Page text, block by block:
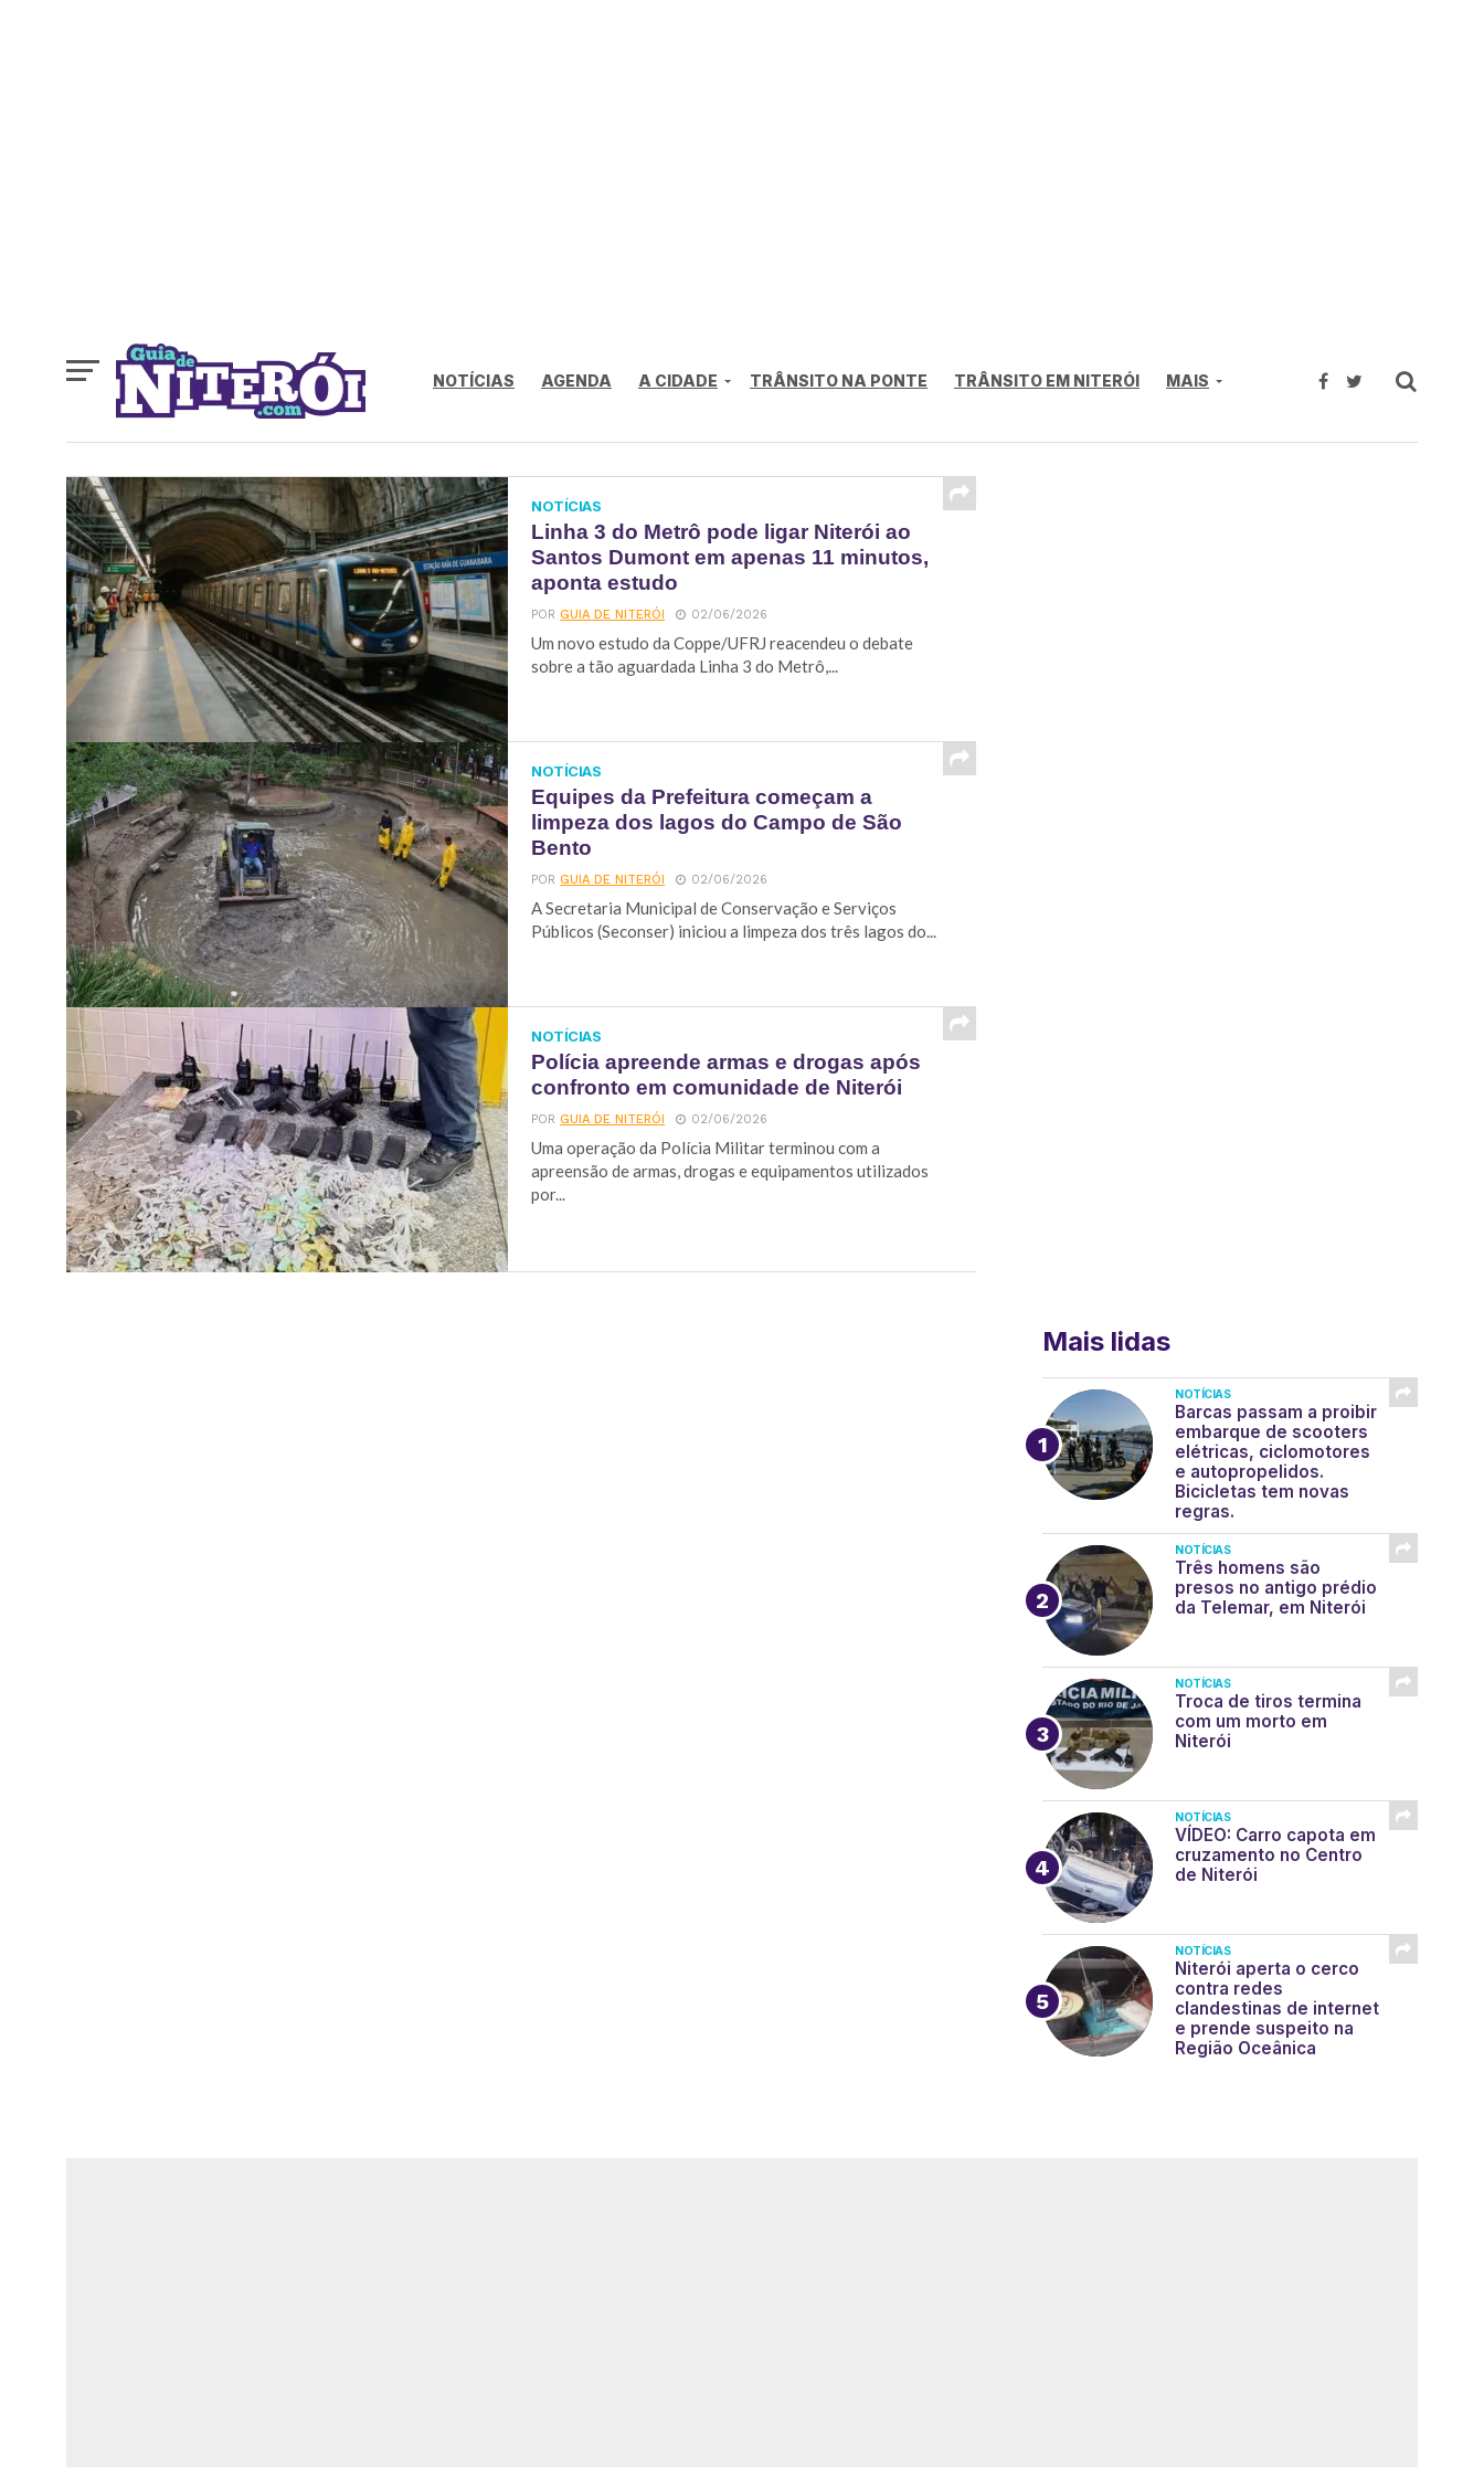
NOTÍCIAS AGENDA A CIDADE TRÂNSITO NA PONTE TRÂNSITO EM NITERÓI MAIS
NOTÍCIAS
Linha 3 do Metrô pode ligar Niterói ao
Santos Dumont em apenas 11 minutos,
aponta estudo
PORGUIA DE NITERÓI 02/06/2026
Um novo estudo da Coppe/UFRJ reacendeu o debate
sobre a tão aguardada Linha 3 do Metrô,...
NOTÍCIAS
Equipes da Prefeitura começam a
limpeza dos lagos do Campo de São
Bento
PORGUIA DE NITERÓI 02/06/2026
A Secretaria Municipal de Conservação e Serviços
Públicos (Seconser) iniciou a limpeza dos três lagos do...
NOTÍCIAS
Polícia apreende armas e drogas após
confronto em comunidade de Niterói
PORGUIA DE NITERÓI 02/06/2026
Uma operação da Polícia Militar terminou com a
apreensão de armas, drogas e equipamentos utilizados
por...
Mais lidas
NOTÍCIAS
Barcas passam a proibir
embarque de scooters
elétricas, ciclomotores
e autopropelidos.
Bicicletas tem novas
regras.
NOTÍCIAS
Três homens são
presos no antigo prédio
da Telemar, em Niterói
NOTÍCIAS
Troca de tiros termina
com um morto em
Niterói
NOTÍCIAS
VÍDEO: Carro capota em
cruzamento no Centro
de Niterói
NOTÍCIAS
Niterói aperta o cerco
contra redes
clandestinas de internet
e prende suspeito na
Região Oceânica